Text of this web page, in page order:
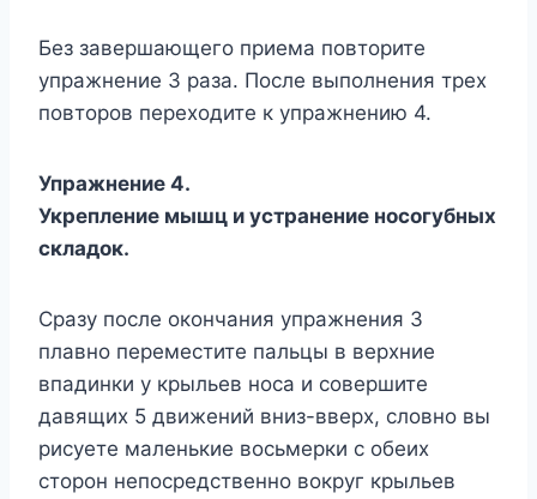
Без завершающего приема повторите
упражнение 3 раза. После выполнения трех
повторов переходите к упражнению 4.
Упражнение 4.
Укрепление мышц и устранение носогубных
складок.
Сразу после окончания упражнения 3
плавно переместите пальцы в верхние
впадинки у крыльев носа и совершите
давящих 5 движений вниз-вверх, словно вы
рисуете маленькие восьмерки с обеих
сторон непосредственно вокруг крыльев